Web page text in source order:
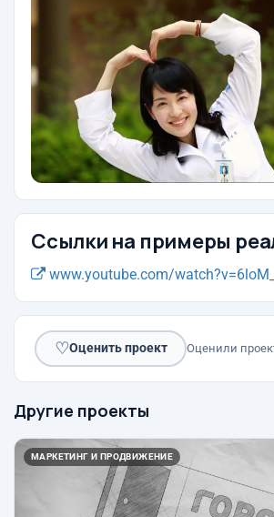
Ссылки на примеры
www.youtube.com/
♡Оценить проект Оценили
Другие проекты
МАРКЕТИНГ И ПРОДВИЖЕНИЕ